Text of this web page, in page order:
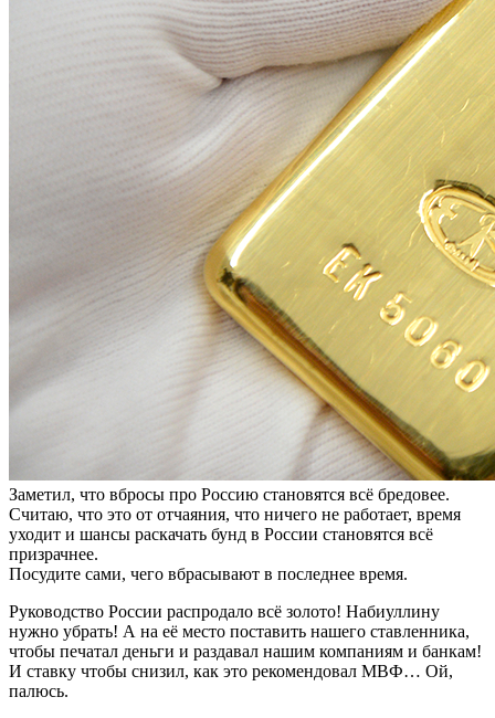
Заметил, что вбросы про Россию становятся всё бредовее.
Считаю, что это от отчаяния, что ничего не работает, время
уходит и шансы раскачать бунд в России становятся всё
призрачнее.
Посудите сами, чего вбрасывают в последнее время.
Руководство России распродало всё золото! Набиуллину
нужно убрать! А на её место поставить нашего ставленника,
чтобы печатал деньги и раздавал нашим компаниям и банкам!
И ставку чтобы снизил, как это рекомендовал МВФ… Ой,
палюсь.